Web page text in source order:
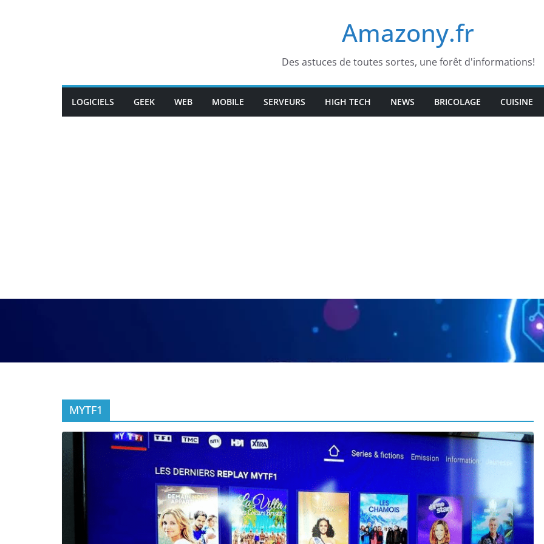
Amazony.fr
Des astuces de toutes sortes, une forêt d'informations!
LOGICIELS GEEK WEB MOBILE SERVEURS HIGH TECH NEWS BRICOLAGE CUISINE
MYTF1